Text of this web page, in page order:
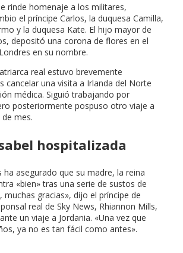
rinde homenaje a los militares,
el príncipe Carlos, la duquesa Camilla,
y la duquesa Kate. El hijo mayor de
depositó una corona de flores en el
en su nombre.
real estuvo brevemente
cancelar una visita a Irlanda del Norte
médica. Siguió trabajando por
posteriormente pospuso otro viaje a
mes.
hospitalizada
ha asegurado que su madre, la reina
«bien» tras una serie de sustos de
muchas gracias», dijo el príncipe de
real de Sky News, Rhiannon Mills,
un viaje a Jordania. «Una vez que
ya no es tan fácil como antes».